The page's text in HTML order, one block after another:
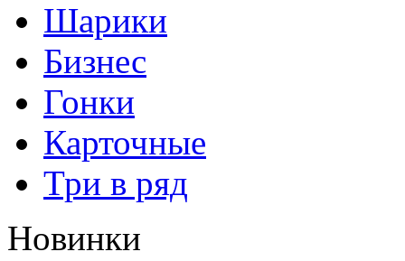
Шарики
Бизнес
Гонки
Карточные
Три в ряд
Новинки